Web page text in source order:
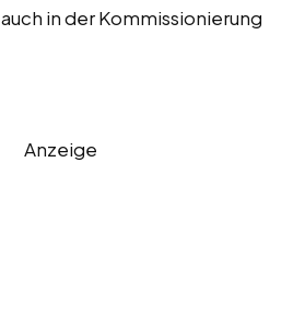
in der Kommissionierung
Anzeige